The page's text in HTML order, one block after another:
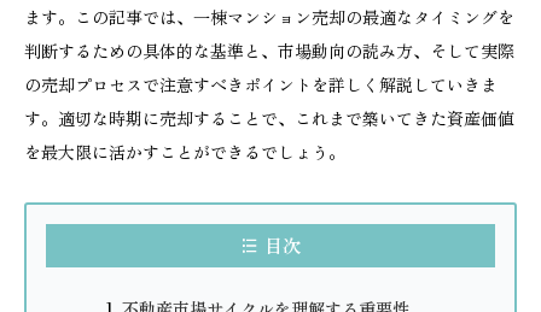
ます。この記事では、一棟マンション売却の最適なタイミングを
判断するための具体的な基準と、市場動向の読み方、そして実際
の売却プロセスで注意すべきポイントを詳しく解説していきま
す。適切な時期に売却することで、これまで築いてきた資産価値
を最大限に活かすことができるでしょう。
目次